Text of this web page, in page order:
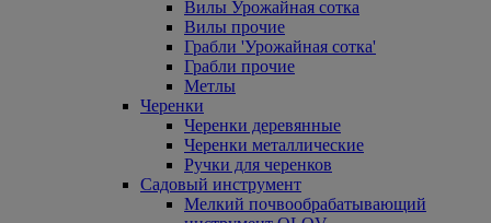
Вилы Урожайная сотка
Вилы прочие
Грабли 'Урожайная сотка'
Грабли прочие
Метлы
Черенки
Черенки деревянные
Черенки металлические
Ручки для черенков
Садовый инструмент
Мелкий почвообрабатывающий